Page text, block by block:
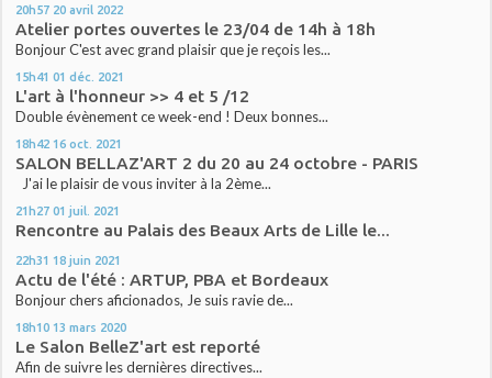
20h57 20 avril 2022
Atelier portes ouvertes le 23/04 de 14h à 18h
Bonjour C'est avec grand plaisir que je reçois les...
15h41 01 déc. 2021
L'art à l'honneur >> 4 et 5 /12
Double évènement ce week-end ! Deux bonnes...
18h42 16 oct. 2021
SALON BELLAZ'ART 2 du 20 au 24 octobre - PARIS
J'ai le plaisir de vous inviter à la 2ème...
21h27 01 juil. 2021
Rencontre au Palais des Beaux Arts de Lille le...
22h31 18 juin 2021
Actu de l'été : ARTUP, PBA et Bordeaux
Bonjour chers aficionados, Je suis ravie de...
18h10 13 mars 2020
Le Salon BelleZ'art est reporté
Afin de suivre les dernières directives...